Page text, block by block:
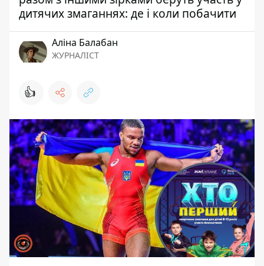
дитячих змаганнях: де і коли побачити
Аліна Балабан
ЖУРНАЛІСТ
👍